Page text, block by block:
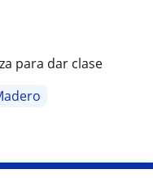
para dar clase